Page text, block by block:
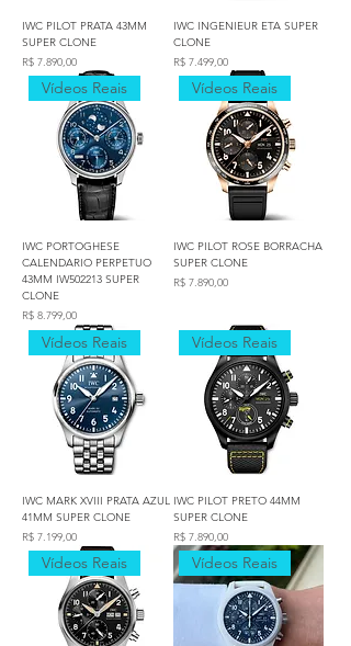
IWC PILOT PRATA 43MM
SUPER CLONE
Preço
R$ 7.890,00
IWC INGENIEUR ETA SUPER
CLONE
Preço
R$ 7.499,00
Vídeos Reais
IWC PORTOGHESE
CALENDARIO PERPETUO
43MM IW502213 SUPER
CLONE
Preço
R$ 8.799,00
Vídeos Reais
IWC PILOT ROSE BORRACHA
SUPER CLONE
Preço
R$ 7.890,00
Vídeos Reais
IWC MARK XVIII PRATA AZUL
41MM SUPER CLONE
Preço
R$ 7.199,00
Vídeos Reais
IWC PILOT PRETO 44MM
SUPER CLONE
Preço
R$ 7.890,00
Vídeos Reais Vídeos Reais